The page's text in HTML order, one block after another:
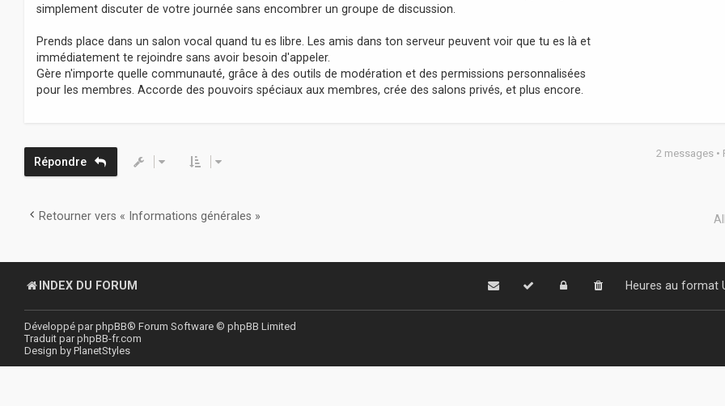
simplement discuter de votre journée sans encombrer un groupe de discussion.
Prends place dans un salon vocal quand tu es libre. Les amis dans ton serveur peuvent voir que tu es là et
immédiatement te rejoindre sans avoir besoin d'appeler.
Gère n'importe quelle communauté, grâce à des outils de modération et des permissions personnalisées
pour les membres. Accorde des pouvoirs spéciaux aux membres, crée des salons privés, et plus encore.
Répondre
2 messages •
Retourner vers « Informations générales »
INDEX DU FORUM Heures au format
Développé parphpBB® Forum Software © phpBB Limited
Traduit parphpBB-fr.com
Design by PlanetStyles